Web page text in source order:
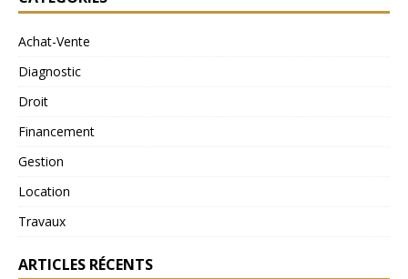
Achat-Vente
Diagnostic
Droit
Financement
Gestion
Location
Travaux
ARTICLES RÉCENTS